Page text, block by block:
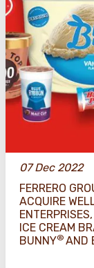
07 Dec 2022
FERRERO
ACQUIRE
ICE CREAM
BUNNY® AND